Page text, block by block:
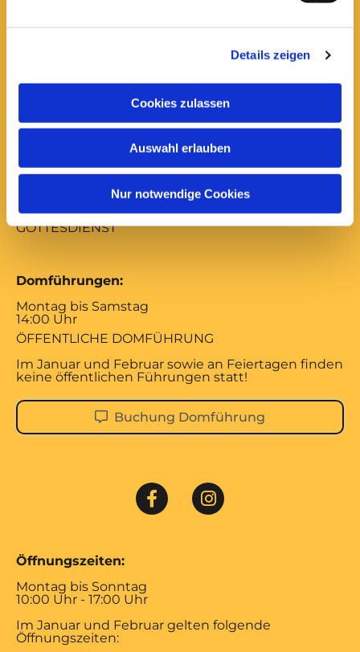
Details zeigen
Cookies zulassen
Auswahl erlauben
Nur notwendige Cookies
freitags mit Abendmahl
MUSIKALISCHES MITTAGSGEBET
10:00 Uhr
GOTTESDIENST
Domführungen:
Montag bis Samstag
14:00 Uhr
ÖFFENTLICHE DOMFÜHRUNG
Im Januar und Februar sowie an Feiertagen finden
keine öffentlichen Führungen statt!
Buchung Domführung
Öffnungszeiten:
Montag bis Sonntag
10:00 Uhr - 17:00 Uhr
Im Januar und Februar gelten folgende
Öffnungszeiten: